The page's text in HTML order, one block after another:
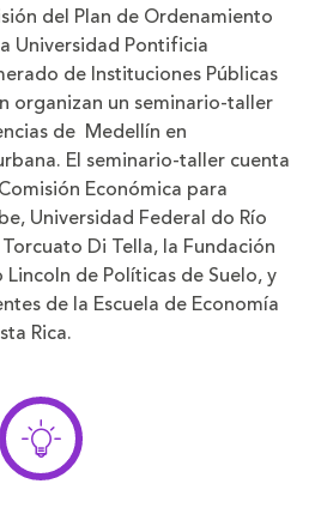
de
la
de
la
del Plan de Ordenamiento
Universidad Pontificia
de Instituciones Públicas
organizan un seminario-taller
de Medellín en
El seminario-taller cuenta
Económica para
Universidad Federal do Río
Di Tella, la Fundación
de Políticas de Suelo, y
de la Escuela de Economía
Rica.